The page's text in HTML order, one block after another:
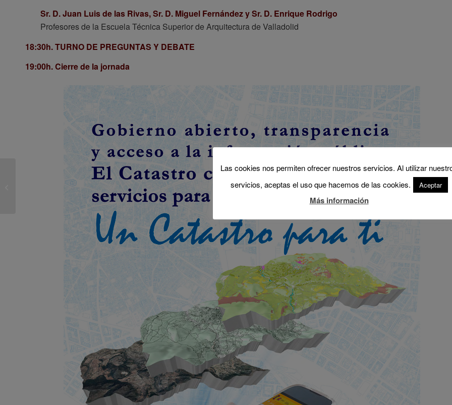
Sr. D. Juan Luis de las Rivas,Sr. D. Miguel Fernández ySr. D. Enrique Rodrigo
Profesores de la Escuela Técnica Superior de Arquitectura de Valladolid
18:30h.TURNO DE PREGUNTAS Y DEBATE
19:00h.Cierre de la jornada
Seminario UVa-ULE: “El
conjunto histórico de
Grajal de Campos: de
Las cookies nos permiten ofrecer nuestros servicios. Al utilizar
servicios, aceptas el uso que hacemos de las cookies.
Aceptar
Más información